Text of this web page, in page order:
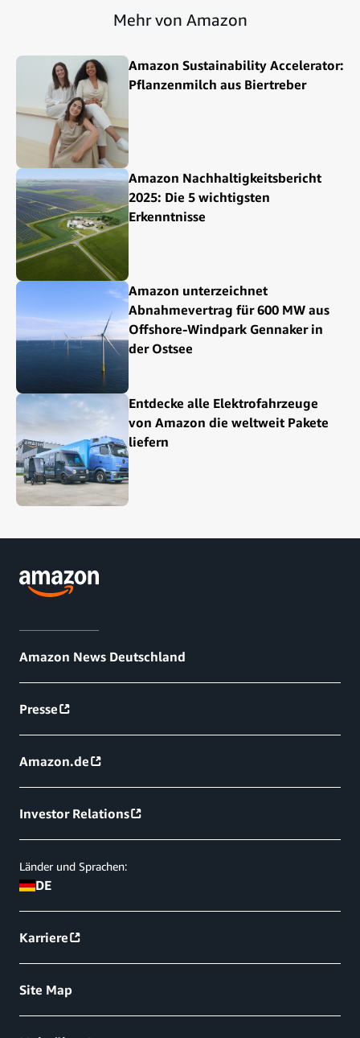
Mehr von Amazon
Amazon Sustainability Accelerator:
Pflanzenmilch aus Biertreber
Amazon Nachhaltigkeitsbericht
2025: Die 5 wichtigsten
Erkenntnisse
Amazon unterzeichnet
Abnahmevertrag für 600 MW aus
Offshore-Windpark Gennaker in
der Ostsee
Entdecke alle Elektrofahrzeuge
von Amazon die weltweit Pakete
liefern
Amazon News Deutschland
Presse
Amazon.de
Investor Relations
Länder und Sprachen:
DE
Karriere
Site Map